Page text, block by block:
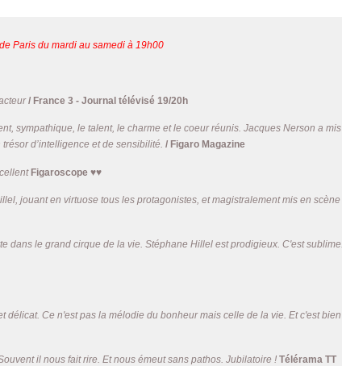
Paris du mardi au samedi à 19h00
/ France 3 - Journal télévisé 19/20h
sympathique, le talent, le charme et le coeur réunis. Jacques Nerson a mis
d’intelligence et de sensibilité. / Figaro Magazine
Figaroscope ♥♥
jouant en virtuose tous les protagonistes, et magistralement mis en scène
dans le grand cirque de la vie. Stéphane Hillel est prodigieux. C'est sublime.
délicat. Ce n'est pas la mélodie du bonheur mais celle de la vie. Et c'est bien
il nous fait rire. Et nous émeut sans pathos. Jubilatoire ! Télérama TT